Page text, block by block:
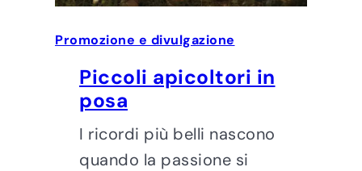
Promozione e divulgazione
Piccoli apicoltori in
posa
I ricordi più belli nascono
quando la passione si